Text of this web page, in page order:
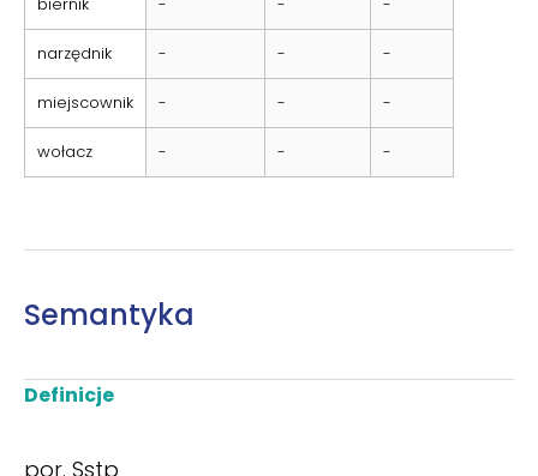
narzędnik - - -
miejscownik - - -
wołacz - - -
Semantyka
Definicje
por. Sstp